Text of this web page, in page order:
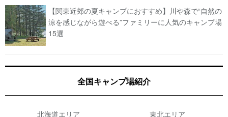
【関東近郊の夏キャンプにおすすめ】川や森で“自然の
涼を感じながら遊べる”ファミリーに人気のキャンプ場
15選
全国キャンプ場紹介
北海道エリア 東北エリア